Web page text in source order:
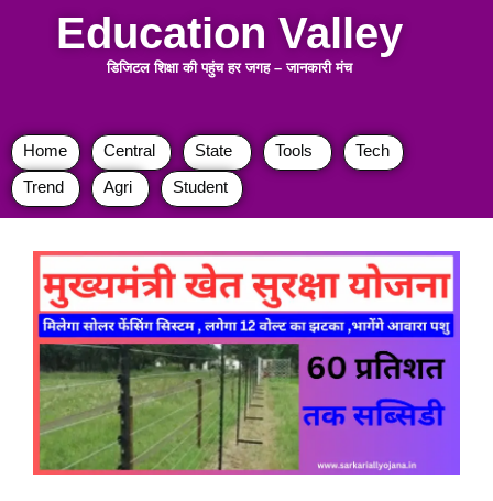
Education Valley
डिजिटल शिक्षा की पहुंच हर जगह–जानकारी मंच
Home Central State Tools
Tech
Trend
Agri Student